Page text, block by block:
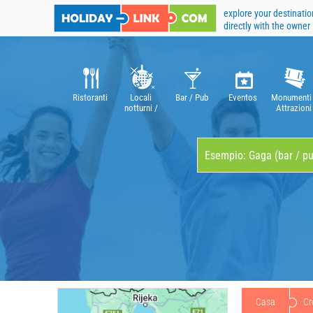
explore your
directly with the owner
Ristoranti
Locali
notturni /
Bar / Pub Eventos
Attrazioni
Casa